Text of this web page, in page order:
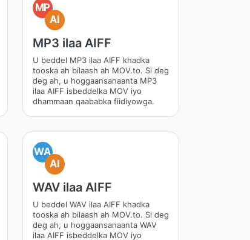
MP
AI
MP3 ilaa AIFF
U beddel MP3 ilaa AIFF khadka
tooska ah bilaash ah MOV.to. Si deg
deg ah, u hoggaansanaanta MP3
ilaa AIFF isbeddelka MOV iyo
dhammaan qaababka fiidiyowga.
WA
AI
WAV ilaa AIFF
U beddel WAV ilaa AIFF khadka
tooska ah bilaash ah MOV.to. Si deg
deg ah, u hoggaansanaanta WAV
ilaa AIFF isbeddelka MOV iyo